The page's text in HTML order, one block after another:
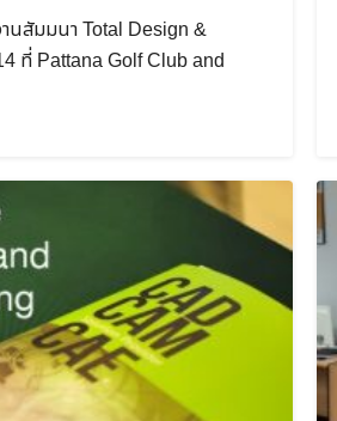
นสัมมนา Total Design &
ที่ Pattana Golf Club and